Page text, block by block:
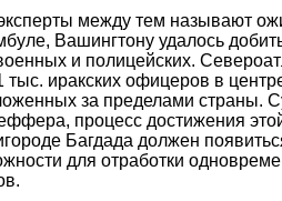
между тем называют
Вашингтону удалось
и полицейских.
тыс. иракских офицеров в
за пределами страны.
процесс достижения
Багдада должен
для отработки